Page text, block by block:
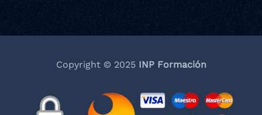
Copyright © 2025INP Formación